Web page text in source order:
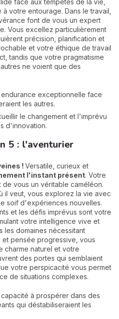
votre entourage. Dans le travail,
font de vous un expert
Vous excellez particulièrement
précision, planification et
et votre éthique de travail
tandis que votre pragmatisme
ne voient que des
exceptionnelle face
les autres.
le changement et l'imprévu
d'innovation.
5 : l'aventurier
! Versatile, curieux et
l'instant présent. Votre
vous un véritable caméléon.
il veut, vous explorez la vie avec
soif d'expériences nouvelles.
et les défis imprévus sont votre
votre intelligence vive et
les domaines nécessitant
pensée progressive, vous
charme naturel et votre
des portes qui semblaient
votre perspicacité vous permet
de situations complexes.
à prospérer dans des
qui déstabiliseraient les